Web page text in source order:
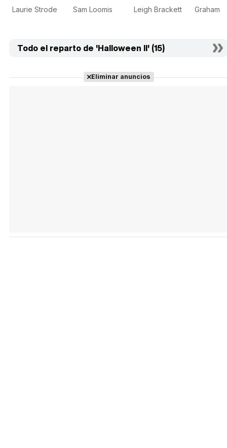
Laurie Strode Sam Loomis Leigh Brackett Graham
Todo el reparto de 'Halloween II' (15)
Eliminar anuncios